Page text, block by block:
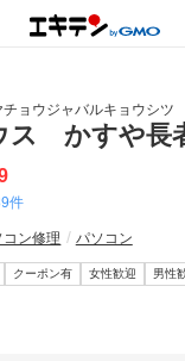
ョウジャバルキョウシツ
ス かすや長
件
ン修理 パソコン
クーポン有 女性歓迎 男性